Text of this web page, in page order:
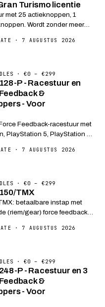
Turismo licentie
met 25 actieknoppen, 1
Wordt zonder meer
remmen,
mapping, koppelbeheer)
· 7 AUGUSTUS 2026
· €0 – €299
P - Racestuur en
&
- Voor
Feedback-racestuur met
PlayStation 5, PlayStation 4,
echt te ervaren: snelheid,
· 7 AUGUSTUS 2026
· €0 – €299
TMX
betaalbare instap met
(riem/gear) force feedback.
simracing op PC,
· 7 AUGUSTUS 2026
· €0 – €299
P - Racestuur en 3
&
- Voor